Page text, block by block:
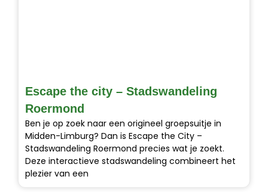
Escape the city – Stadswandeling
Roermond
Ben je op zoek naar een origineel groepsuitje in
Midden-Limburg? Dan is Escape the City –
Stadswandeling Roermond precies wat je zoekt.
Deze interactieve stadswandeling combineert het
plezier van een